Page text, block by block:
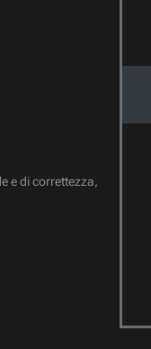
e di correttezza,